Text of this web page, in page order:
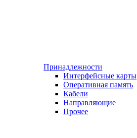
Принадлежности
Интерфейсные карты
Оперативная память
Кабели
Направляющие
Прочее